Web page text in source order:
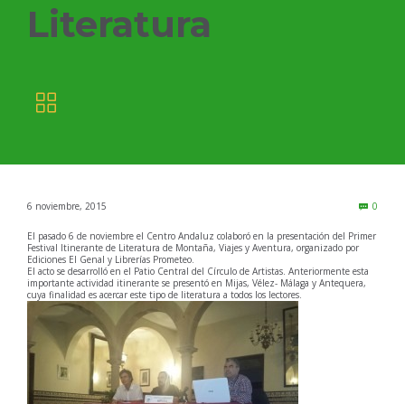
Literatura

6 noviembre, 2015  0
El pasado 6 de noviembre el Centro Andaluz colaboró en la presentación del Primer
Festival Itinerante de Literatura de Montaña, Viajes y Aventura, organizado por
Ediciones El Genal y Librerías Prometeo.
El acto se desarrolló en el Patio Central del Círculo de Artistas. Anteriormente esta
importante actividad itinerante se presentó en Mijas, Vélez- Málaga y Antequera,
cuya finalidad es acercar este tipo de literatura a todos los lectores.